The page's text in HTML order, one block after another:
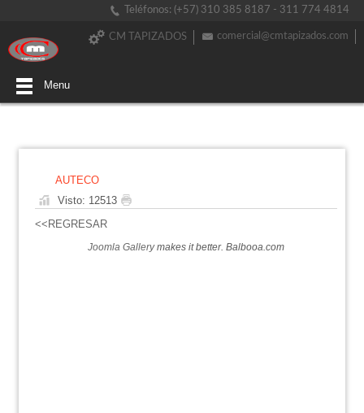
Teléfonos: (+57) 310 385 8187 - 311 774 4814
comercial@cmtapizados.com
CM TAPIZADOS
Menu
AUTECO
Visto: 12513
<<REGRESAR
Joomla Gallerymakes it better. Balbooa.com